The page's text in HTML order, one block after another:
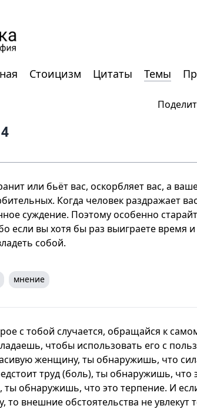
Стоицизм Цитаты Темы
4
или бьёт вас, оскорбляет вас, а
Когда человек раздражает
суждение. Поэтому особенно
если вы хотя бы раз выиграете время
собой.
мнение
с тобой случается, обращайся к
чтобы использовать его с
женщину, ты обнаружишь, что
труд (боль), ты обнаружишь, что
ты обнаружишь, что это терпение. И
внешние обстоятельства не увлекут